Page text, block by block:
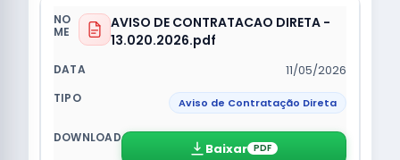
AVISO DE CONTRATACAO DIRETA -
13.020.2026.pdf
11/05/2026
Aviso de Contratação Direta
Baixar PDF